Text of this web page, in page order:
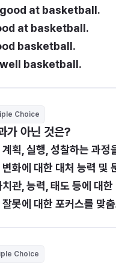
at basketball.
at basketball.
basketball.
basketball.
Choice
가 아닌 것은?
획, 실행, 성찰하는 과정
화에 대한 대처 능력 및
관, 능력, 태도 등에 대한
못에 대한 포커스를 맞
Choice